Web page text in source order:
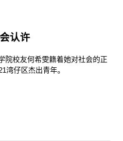
认许
院校友何希雯籍着她对社会的正
湾仔区杰出青年。